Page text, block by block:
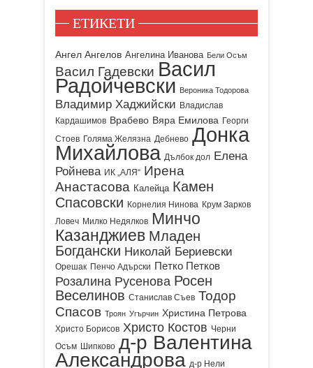
ЕТИКЕТИ
Ангел Ангелов Ангелина Иванова Бели Осъм
Васил Гадевски Васил
Радойчевски Вероника Тодорова
Владимир Хаджийски Владислав
Кардашимов Врабево Вяра Емилова Георги
Стоев Голяма Желязна Дебнево Донка
Михайлова Дълбок дол Елена
Ройнева ИК „АЛЯ“ Ирена
Анастасова Калейца Камен
Спасовски Корнелия Нинова Крум Зарков
Ловеч Милко Недялков Минчо
Казанджиев Младен
Богдански Николай Бериевски
Орешак Пенчо Адърски Петко Петков
Розалина Русенова Росен
Веселинов Станислав Съев Тодор
Спасов Троян Угърчин Христина Петрова
Христо Борисов Христо Костов Черни
Осъм
Шипково д-р Валентина
Александрова д-р Нели